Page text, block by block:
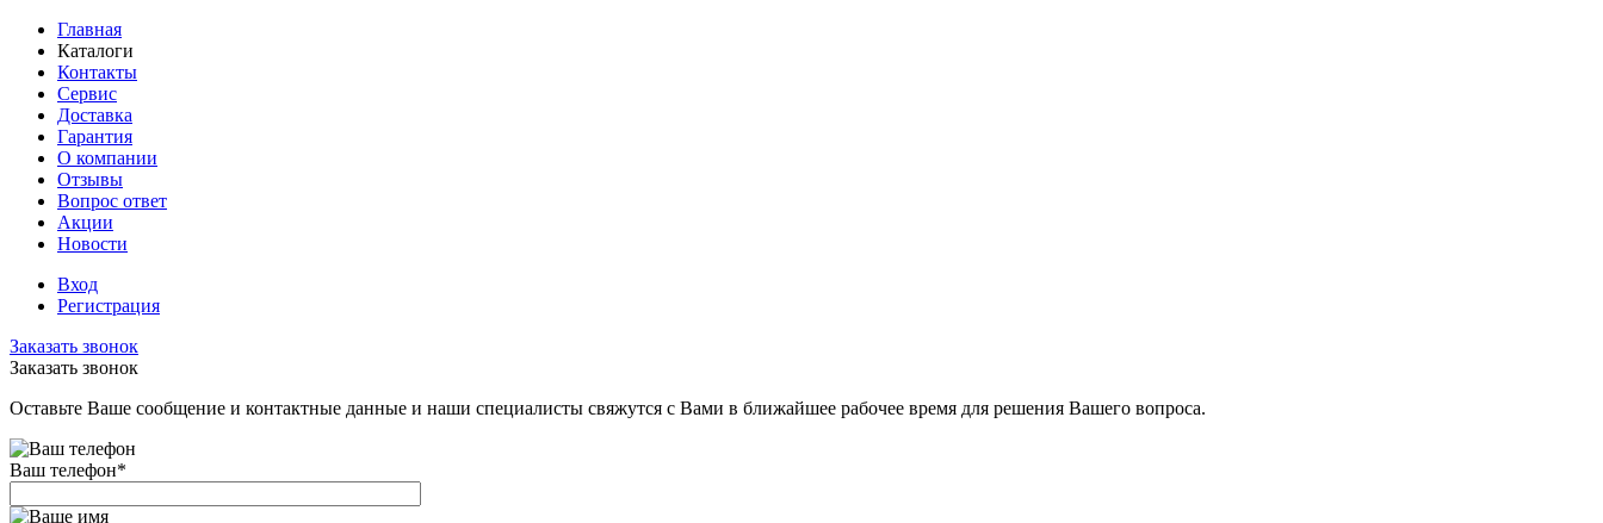
Главная
Каталоги
Контакты
Сервис
Доставка
Гарантия
О компании
Отзывы
Вопрос ответ
Акции
Новости
Вход
Регистрация
Заказать звонок
Заказать звонок
Оставьте Ваше сообщение и контактные данные и наши специалисты свяжутся с Вами в ближайшее рабочее время для решения Вашего вопроса.
Ваш телефон*